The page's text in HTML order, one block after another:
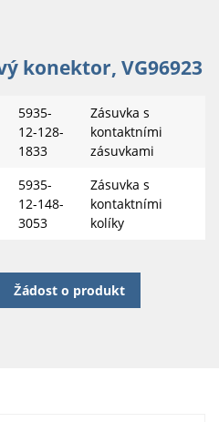
konektor, VG96923
5935-
12-128-
1833
Zásuvka s
kontaktními
zásuvkami
5935-
12-148-
3053
Zásuvka s
kontaktními
kolíky
Žádost o produkt